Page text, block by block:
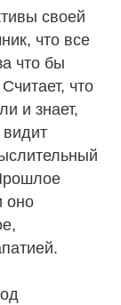
своей
что все
что бы
что
и знает,
оно